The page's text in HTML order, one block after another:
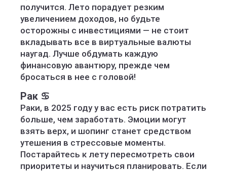
получится. Лето порадует резким
увеличением доходов, но будьте
осторожны с инвестициями — не стоит
вкладывать все в виртуальные валюты
наугад. Лучше обдумать каждую
финансовую авантюру, прежде чем
бросаться в нее с головой!
Рак ♋️
Раки, в 2025 году у вас есть риск потратить
больше, чем заработать. Эмоции могут
взять верх, и шопинг станет средством
утешения в стрессовые моменты.
Постарайтесь к лету пересмотреть свои
приоритеты и научиться планировать. Если